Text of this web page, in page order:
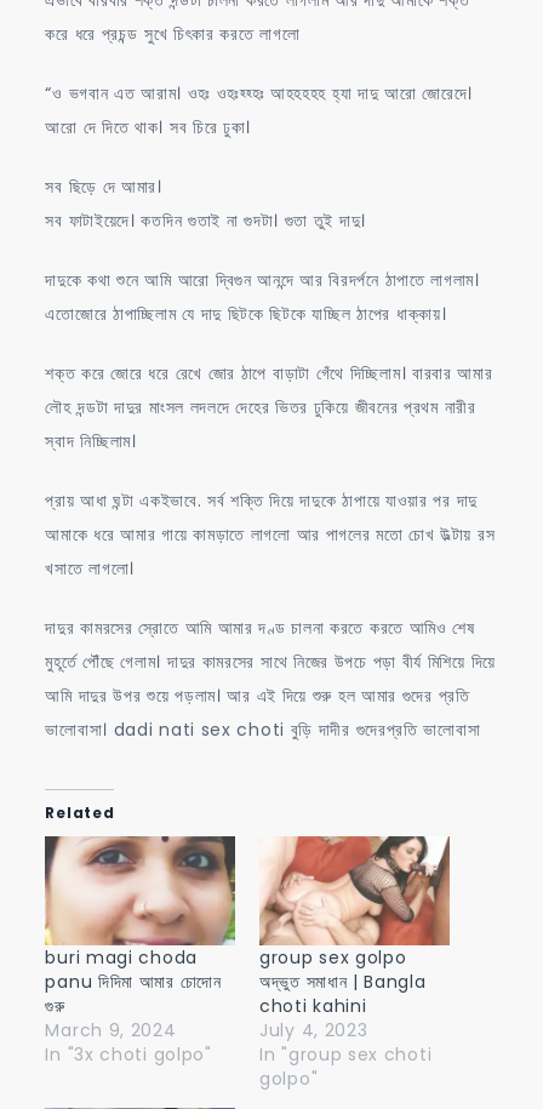
করে ধরে প্রচন্ড সুখে চিৎকার করতে লাগলো
“ও ভগবান এত আরাম। ওহঃ ওহঃহ্হ্হঃ আহহহহহ হ্যা দাদু আরো জোরেদে।
আরো দে দিতে থাক। সব চিরে ঢুকা।
সব ছিড়ে দে আমার।
সব ফাটাইয়েদে। কতদিন গুতাই না গুদটা। গুতা তুই দাদু।
দাদুকে কথা শুনে আমি আরো দ্বিগুন আনন্দে আর বিরদর্পনে ঠাপাতে লাগলাম।
এতোজোরে ঠাপাচ্ছিলাম যে দাদু ছিটকে ছিটকে যাচ্ছিল ঠাপের ধাক্কায়।
শক্ত করে জোরে ধরে রেখে জোর ঠাপে বাড়াটা গেঁথে দিচ্ছিলাম। বারবার আমার
লৌহ দন্ডটা দাদুর মাংসল লদলদে দেহের ভিতর ঢুকিয়ে জীবনের প্রথম নারীর
স্বাদ নিচ্ছিলাম।
প্রায় আধা ঘন্টা একইভাবে. সর্ব শক্তি দিয়ে দাদুকে ঠাপায়ে যাওয়ার পর দাদু
আমাকে ধরে আমার গায়ে কামড়াতে লাগলো আর পাগলের মতো চোখ উল্টায় রস
খসাতে লাগলো।
দাদুর কামরসের স্রোতে আমি আমার দণ্ড চালনা করতে করতে আমিও শেষ
মুহূর্তে পৌঁছে গেলাম। দাদুর কামরসের সাথে নিজের উপচে পড়া বীর্য মিশিয়ে দিয়ে
আমি দাদুর উপর শুয়ে পড়লাম। আর এই দিয়ে শুরু হল আমার গুদের প্রতি
ভালোবাসা। dadi nati sex choti বুড়ি দাদীর গুদেরপ্রতি ভালোবাসা
Related
buri magi choda
panu দিদিমা আমার চোদোন
গুরু
March 9, 2024
In "3x choti golpo"
group sex golpo
অদ্ভুত সমাধান | Bangla
choti kahini
July 4, 2023
In "group sex choti
golpo"